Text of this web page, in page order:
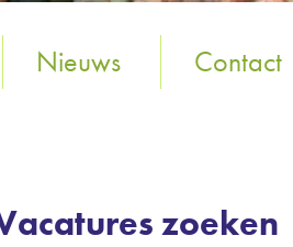
Nieuws Contact
zoeken